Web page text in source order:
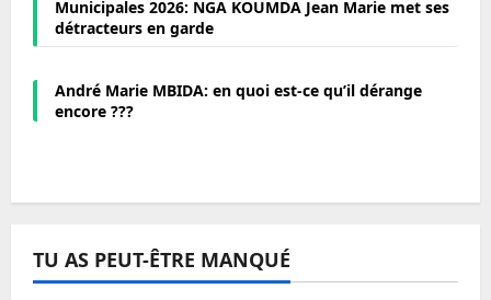
Municipales 2026: NGA KOUMDA Jean Marie met ses
détracteurs en garde
André Marie MBIDA: en quoi est-ce qu’il dérange
encore ???
TU AS PEUT-ÊTRE MANQUÉ